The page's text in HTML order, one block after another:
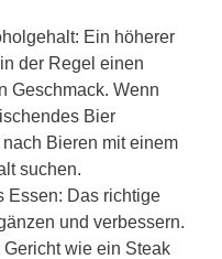
Ein höherer
der Regel einen
Geschmack. Wenn
Bier
Bieren mit einem
suchen.
Essen: Das richtige
und verbessern.
wie ein Steak